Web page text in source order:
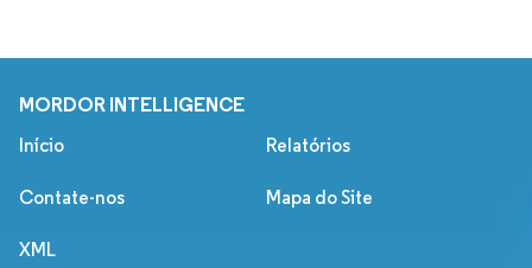
MORDOR INTELLIGENCE
Início Relatórios
Contate-nos Mapa do Site
XML